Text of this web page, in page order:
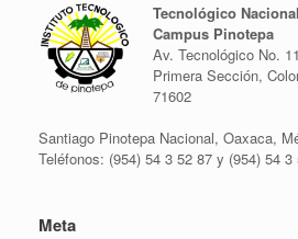
Tecnológico
Campus Pinotepa
Av. Tecnológico No.
Primera Sección,
71602
Santiago Pinotepa Nacional, Oaxaca,
Teléfonos: (954) 54 3 52 87 y (954) 54 3
Meta